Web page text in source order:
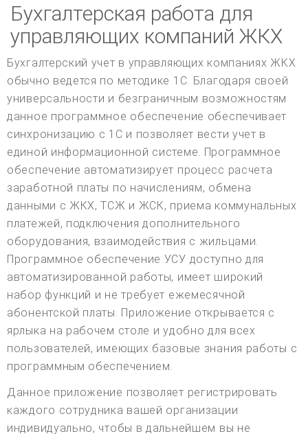
Бухгалтерская работа для
управляющих компаний ЖКХ
Бухгалтерский учет в управляющих компаниях ЖКХ
обычно ведется по методике 1С. Благодаря своей
универсальности и безграничным возможностям
данное программное обеспечение обеспечивает
синхронизацию с 1С и позволяет вести учет в
единой информационной системе. Программное
обеспечение автоматизирует процесс расчета
заработной платы по начислениям, обмена
данными с ЖКХ, ТСЖ и ЖСК, приема коммунальных
платежей, подключения дополнительного
оборудования, взаимодействия с жильцами.
Программное обеспечение УСУ доступно для
автоматизированной работы, имеет широкий
набор функций и не требует ежемесячной
абонентской платы. Приложение открывается с
ярлыка на рабочем столе и удобно для всех
пользователей, имеющих базовые знания работы с
программным обеспечением.
Данное приложение позволяет регистрировать
каждого сотрудника вашей организации
индивидуально, чтобы в дальнейшем вы не